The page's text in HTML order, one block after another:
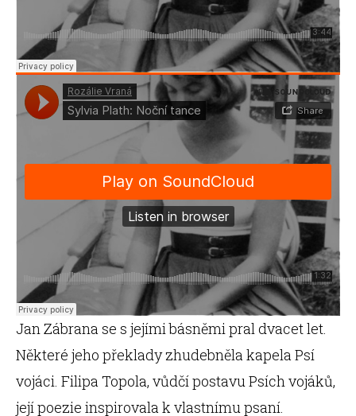
Jan Zábrana se s jejími básněmi pral dvacet let.
Některé jeho překlady zhudebněla kapela Psí
vojáci. Filipa Topola, vůdčí postavu Psích vojáků,
její poezie inspirovala k vlastnímu psaní.